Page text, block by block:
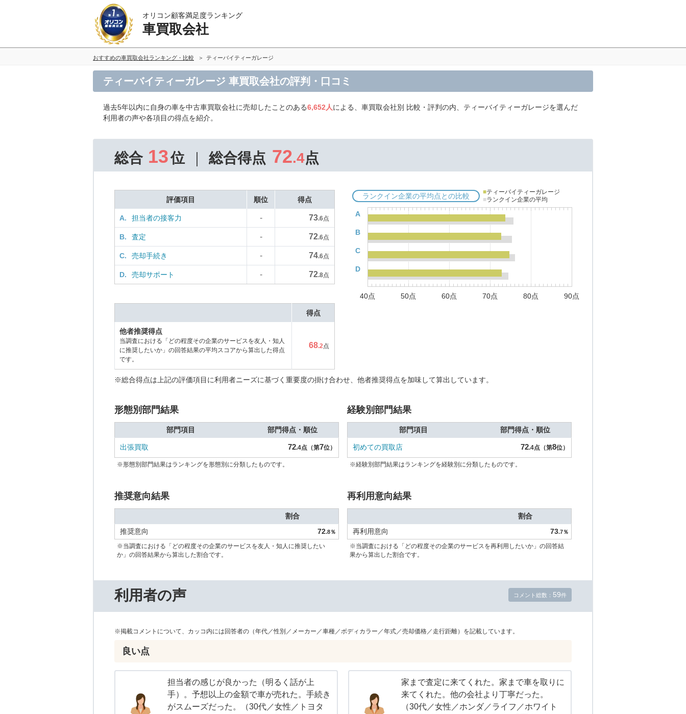
オリコン顧客満足度ランキング
車買取会社
おすすめの車買取会社ランキング・比較 ティーバイティーガレージ
ティーバイティーガレージ 車買取会社の評判・口コミ
過去5年以内に自身の車を中古車買取会社に売却したことのある6,652人による、車買取会社別 比較・評判の内、ティーバイティーガレージを選んだ
利用者の声や各項目の得点を紹介。
総合 13位 総合得点 72.4点
評価項目 順位 得点
A. 担当者の接客力 - 73.6点
B. 査定 - 72.6点
C. 売却手続き - 74.6点
D. 売却サポート - 72.8点
ランクイン企業の平均点との比較 ■ティーバイティーガレージ
■ランクイン企業の平均
A
B
C
D
40点 50点 60点 70点 80点 90点
得点
他者推奨得点
当調査における「どの程度その企業のサービスを友人・知人
に推奨したいか」の回答結果の平均スコアから算出した得点
です。
68.2点
※総合得点は上記の評価項目に利用者ニーズに基づく重要度の掛け合わせ、他者推奨得点を加味して算出しています。
形態別部門結果
部門項目 部門得点・順位
出張買取 72.4点（第7位）
※形態別部門結果はランキングを形態別に分類したものです。
経験別部門結果
部門項目 部門得点・順位
初めての買取店 72.4点（第8位）
※経験別部門結果はランキングを経験別に分類したものです。
推奨意向結果
割合
推奨意向
72.8％
※当調査における「どの程度その企業のサービスを友人・知人に推奨したい
か」の回答結果から算出した割合です。
再利用意向結果
割合
再利用意向
73.7％
※当調査における「どの程度その企業のサービスを再利用したいか」の回答結
果から算出した割合です。
利用者の声 コメント総数： 59件
※掲載コメントについて、カッコ内には回答者の（年代／性別／メーカー／車種／ボディカラー／年式／売却価格／走行距離）を記載しています。
良い点
担当者の感じが良かった（明るく話が上
手）。予想以上の金額で車が売れた。手続き
がスムーズだった。（30代／女性／トヨタ
家まで査定に来てくれた。家まで車を取りに
来てくれた。他の会社より丁寧だった。
（30代／女性／ホンダ／ライフ／ホワイト